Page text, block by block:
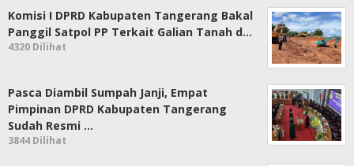
Komisi I DPRD Kabupaten Tangerang Bakal
Panggil Satpol PP Terkait Galian Tanah d…
4320 Dilihat
Pasca Diambil Sumpah Janji, Empat
Pimpinan DPRD Kabupaten Tangerang
Sudah Resmi …
3844 Dilihat